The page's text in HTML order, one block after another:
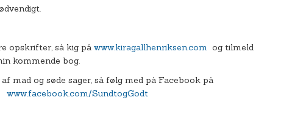
opskrifter, så kig på www.kiragallhenriksen.com og tilmeld
kommende bog.
mad og søde sager, så følg med på Facebook på
www.facebook.com/SundtogGodt